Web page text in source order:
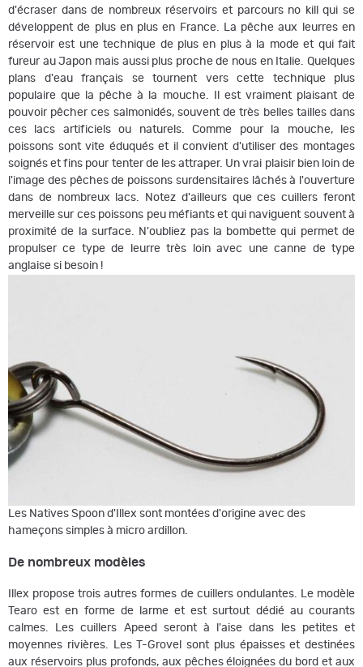
d'écraser dans de nombreux réservoirs et parcours no kill qui se
développent de plus en plus en France. La pêche aux leurres en
réservoir est une technique de plus en plus à la mode et qui fait
fureur au Japon mais aussi plus proche de nous en Italie. Quelques
plans d'eau français se tournent vers cette technique plus
populaire que la pêche à la mouche. Il est vraiment plaisant de
pouvoir pêcher ces salmonidés, souvent de très belles tailles dans
ces lacs artificiels ou naturels. Comme pour la mouche, les
poissons sont vite éduqués et il convient d'utiliser des montages
soignés et fins pour tenter de les attraper. Un vrai plaisir bien loin de
l'image des pêches de poissons surdensitaires lâchés à l'ouverture
dans de nombreux lacs. Notez d'ailleurs que ces cuillers feront
merveille sur ces poissons peu méfiants et qui naviguent souvent à
proximité de la surface. N'oubliez pas la bombette qui permet de
propulser ce type de leurre très loin avec une canne de type
anglaise si besoin !
Les Natives Spoon d'Illex sont montées d'origine avec des
hameçons simples à micro ardillon.
De nombreux modèles
Illex propose trois autres formes de cuillers ondulantes. Le modèle
Tearo est en forme de larme et est surtout dédié au courants
calmes. Les cuillers Apeed seront à l'aise dans les petites et
moyennes rivières. Les T-Grovel sont plus épaisses et destinées
aux réservoirs plus profonds, aux pêches éloignées du bord et aux